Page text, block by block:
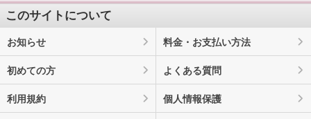
このサイトについて
お知らせ 料金・お支払い方法
初めての方 よくある質問
利用規約 個人情報保護